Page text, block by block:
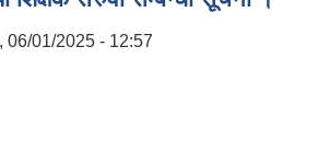
06/01/2025 - 12:57